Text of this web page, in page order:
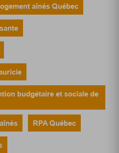
aînés Québec
budgétaire et sociale de
RPA Québec